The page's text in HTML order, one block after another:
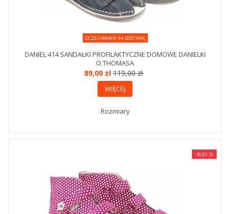
OCZEKIWANIE NA DOSTAWĘ
DANIEL 414 SANDAŁKI PROFILAKTYCZNE DOMOWE DANIELKI
O.THOMASA
89,00 zł119,00 zł
WIĘCEJ
Rozmiary
-30,00 ZŁ